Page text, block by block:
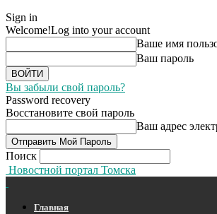
Sign in
Welcome!Log into your account
Ваше имя
Ваш пароль
Вы забыли свой пароль?
Password recovery
Восстановите свой пароль
Ваш адрес
Поиск
Новостной портал Томска
Главная